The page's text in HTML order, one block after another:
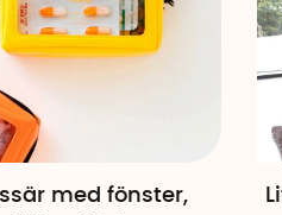
Eller utforska hela
inspirerande det kan vara att
med fönster,